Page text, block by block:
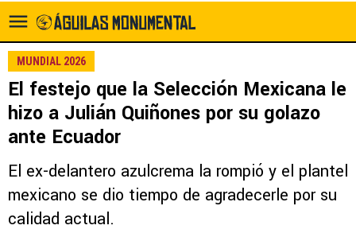
MUNDIAL 2026
El festejo que la Selección Mexicana le
hizo a Julián Quiñones por su golazo
ante Ecuador
El ex-delantero azulcrema la rompió y el plantel
mexicano se dio tiempo de agradecerle por su
calidad actual.